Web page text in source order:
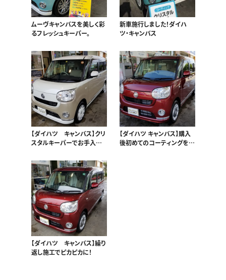
ムーヴキャンバスを美しく彩
るフレッシュキーパー。
新車施行しました！ダイハ
ツ・キャンバス
【ダイハツ キャンバス】クリ
スタルキーパーでお手入れ
【ダイハツ キャンバス】購入
後初めてのコーティングをお
【ダイハツ キャンバス】繰り
返し施工でピカピカに！